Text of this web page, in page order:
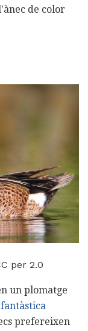
de color
per 2.0
un plomatge
fantàstica
prefereixen